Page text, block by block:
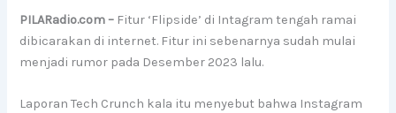
PILARadio.com – Fitur ‘Flipside’ di Intagram tengah ramai
dibicarakan di internet. Fitur ini sebenarnya sudah mulai
menjadi rumor pada Desember 2023 lalu.
Laporan Tech Crunch kala itu menyebut bahwa Instagram